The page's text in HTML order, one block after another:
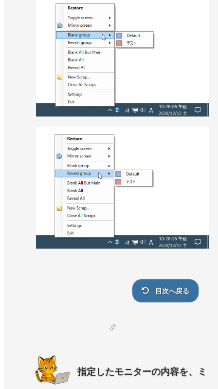
目次へ戻る
指定したモニターの内容を、ミ